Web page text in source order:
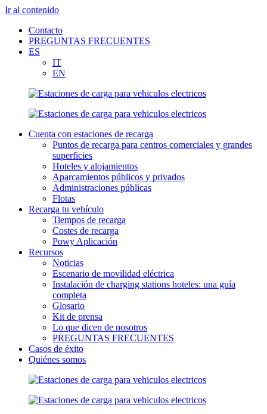
Ir al contenido
Contacto
PREGUNTAS FRECUENTES
ES
IT
EN
Cuenta con estaciones de recarga
Puntos de recarga para centros comerciales y grandes
superficies
Hoteles y alojamientos
Aparcamientos públicos y privados
Administraciones públicas
Flotas
Recarga tu vehículo
Tiempos de recarga
Costes de recarga
Powy Aplicación
Recursos
Noticias
Escenario de movilidad eléctrica
Instalación de charging stations hoteles: una guía
completa
Glosario
Kit de prensa
Lo que dicen de nosotros
PREGUNTAS FRECUENTES
Casos de éxito
Quiénes somos